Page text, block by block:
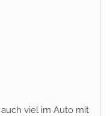
viel im Auto mit